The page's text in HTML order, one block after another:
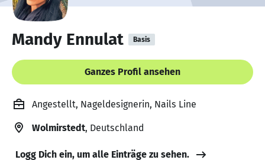
Mandy Ennulat Basis
Ganzes Profil ansehen
Angestellt, Nageldesignerin, Nails Line
Wolmirstedt, Deutschland
Logg Dich ein, um alle Einträge zu sehen.